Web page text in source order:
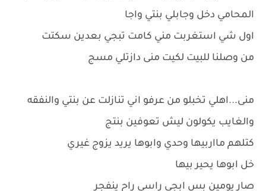
المحامي دخل وجابلي بنتي واجا
اول شي استغربت مني كامت تبجي بعدين سكتت
من وصلنا للبيت لكيت منى دازتلي مسج
منى...اهلي تخبلو من عرفو اني تنازلت عن بنتي والنفقه
والغايب يكولون ليش تعوفين بنتج
كتلهم مااربيها وحدي وابوها يريد يزوج غيري
خل ابوها يحير بيها
صار يومين بس ابجي راسي راح ينفجر